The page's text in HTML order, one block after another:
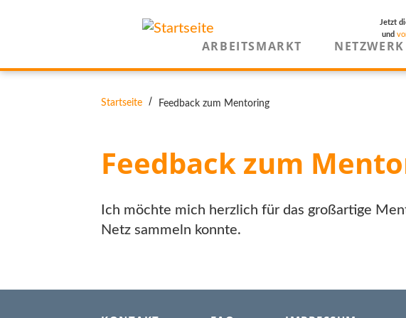
Jetzt
und
ARBEITSMARKT NETZWERK
PFADNAVIGATION
Startseite Feedback zum Mentoring
Feedback zum
Ich möchte mich herzlich für das großartige
Netz sammeln konnte.